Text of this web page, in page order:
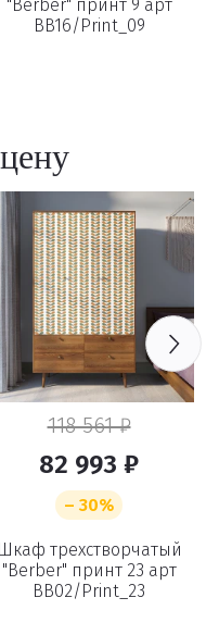
"Berber" принт 9 арт
BB16/Print_09
118 561 ₽
82 993 ₽
– 30%
Шкаф трехстворчатый
"Berber" принт 23 арт
BB02/Print_23